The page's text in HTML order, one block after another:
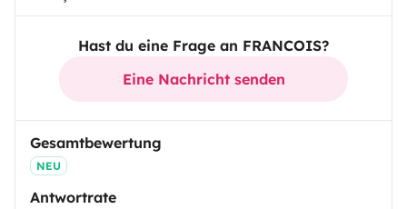
Hast du eine Frage an FRANCOIS?
Eine Nachricht senden
Gesamtbewertung
NEU
Antwortrate